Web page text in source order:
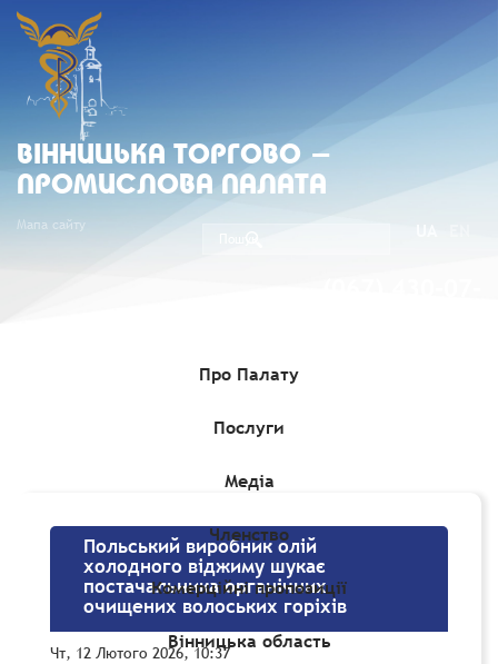
ВIННИЦЬКА ТОРГОВО -
ПРОМИСЛОВА ПАЛАТА
Мапа сайту
Про Палату
Послуги
Медіа
Членство
Комерційні пропозиції
Вінницька область
Комерційні пропозиції»Польський виробник олій
Польський виробник олій
холодного віджиму шукає
постачальника органічних
очищених волоських горіхів
Чт, 12 Лютого 2026, 10:37